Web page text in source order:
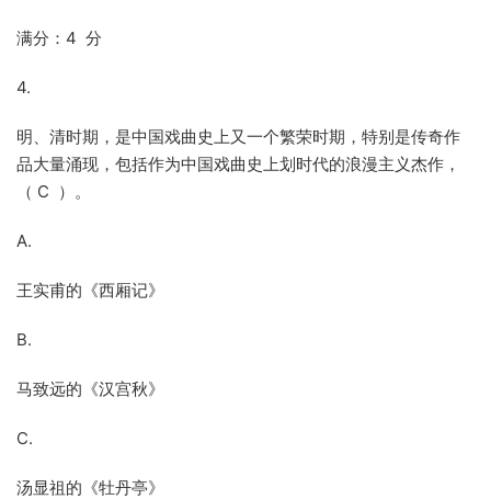
满分：4 分
4.
明、清时期，是中国戏曲史上又一个繁荣时期，特别是传奇作
品大量涌现，包括作为中国戏曲史上划时代的浪漫主义杰作，
（ C ）。
A.
王实甫的《西厢记》
B.
马致远的《汉宫秋》
C.
汤显祖的《牡丹亭》